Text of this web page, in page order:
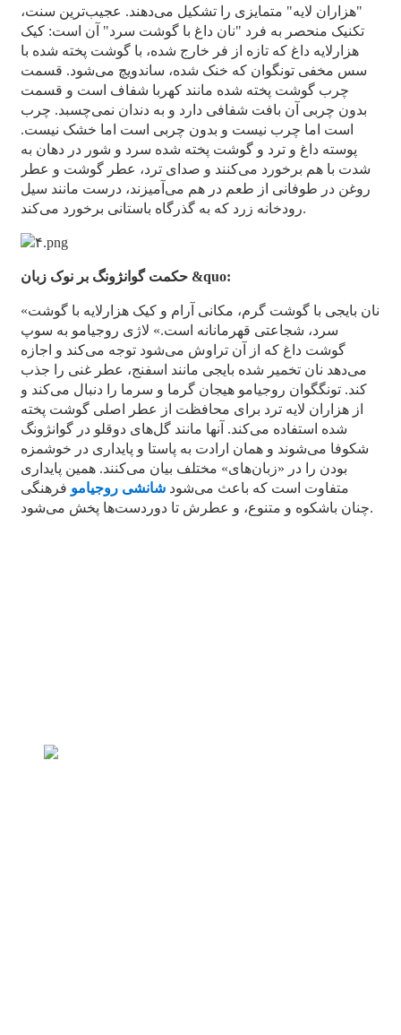
"هزاران لایه" متمایزی را تشکیل می‌دهند. عجیب‌ترین سنت،
تکنیک منحصر به فرد "نان داغ با گوشت سرد" آن است: کیک
هزارلایه داغ که تازه از فر خارج شده، با گوشت پخته شده با
سس مخفی تونگوان که خنک شده، ساندویچ می‌شود. قسمت
چرب گوشت پخته شده مانند کهربا شفاف است و قسمت
بدون چربی آن بافت شفافی دارد و به دندان نمی‌چسبد. چرب
است اما چرب نیست و بدون چربی است اما خشک نیست.
پوسته داغ و ترد و گوشت پخته شده سرد و شور در دهان به
شدت با هم برخورد می‌کنند و صدای ترد، عطر گوشت و عطر
روغن در طوفانی از طعم در هم می‌آمیزند، درست مانند سیل
رودخانه زرد که به گذرگاه باستانی برخورد می‌کند.
حکمت گوانژونگ بر نوک زبان &quo:
«نان بایجی با گوشت گرم، مکانی آرام و کیک هزارلایه با گوشت
سرد، شجاعتی قهرمانانه است.» لاژی روجیامو به سوپ
گوشت داغ که از آن تراوش می‌شود توجه می‌کند و اجازه
می‌دهد نان تخمیر شده بایجی مانند اسفنج، عطر غنی را جذب
کند. تونگگوان روجیامو هیجان گرما و سرما را دنبال می‌کند و
از هزاران لایه ترد برای محافظت از عطر اصلی گوشت پخته
شده استفاده می‌کند. آنها مانند گل‌های دوقلو در گوانژونگ
شکوفا می‌شوند و همان ارادت به پاستا و پایداری در خوشمزه
بودن را در «زبان‌های» مختلف بیان می‌کنند. همین پایداری
متفاوت است که باعث می‌شودشانشی روجیامو فرهنگی
چنان باشکوه و متنوع، و عطرش تا دوردست‌ها پخش می‌شود.